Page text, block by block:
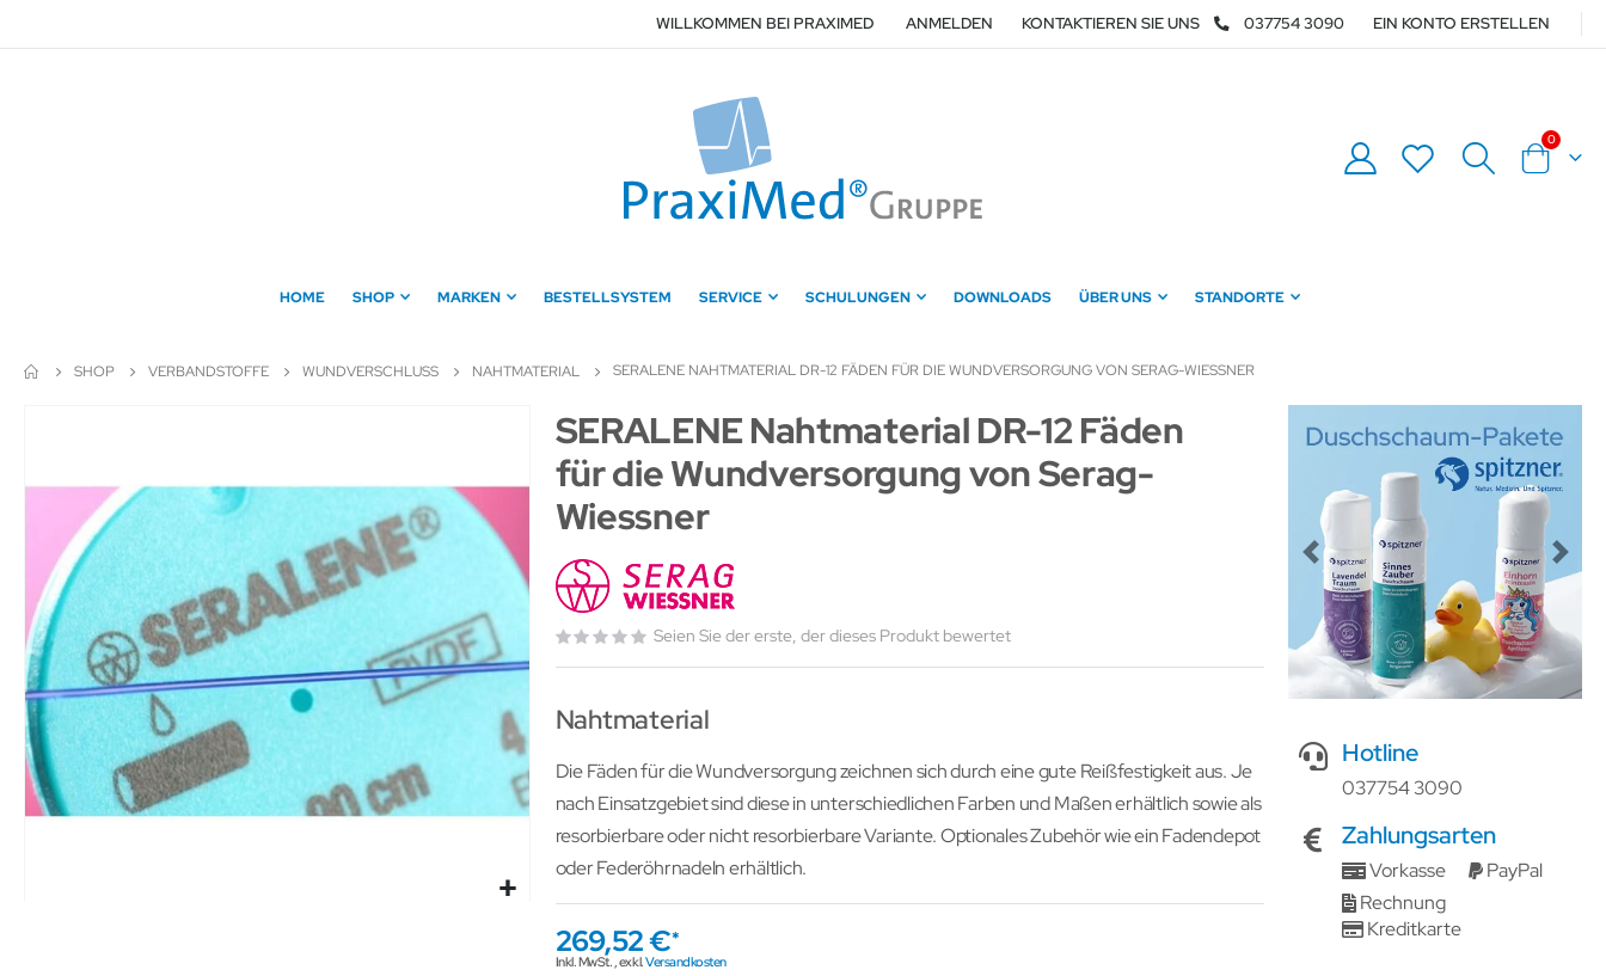
zum
WILLKOMMEN BEI PRAXIMED ANMELDEN KONTAKTIEREN SIE UNS 037754 3090 EIN KONTO ERSTELLEN
Warenkorb
0Artikel
HOME SHOP MARKEN BESTELLSYSTEM SERVICE SCHULUNGEN DOWNLOADS ÜBER UNS STANDORTE
SHOP VERBANDSTOFFE WUNDVERSCHLUSS NAHTMATERIAL SERALENE NAHTMATERIAL DR-12 FÄDEN FÜR DIE WUNDVERSORGUNG VON SERAG-WIESSNER
Bildergalerie
springen
Zum
Anfang
der
Bildergalerie
springen
SERALENE Nahtmaterial DR-12 Fäden
für die Wundversorgung von Serag-
Wiessner
Seien Sie der erste, der dieses Produkt bewertet
Nahtmaterial
Die Fäden für die Wundversorgung zeichnen sich durch eine gute Reißfestigkeit aus. Je
nach Einsatzgebiet sind diese in unterschiedlichen Farben und Maßen erhältlich sowie als
resorbierbare oder nicht resorbierbare Variante. Optionales Zubehör wie ein Fadendepot
oder Federöhrnadeln erhältlich.
269,52 €
Inkl. MwSt.,exkl.Versandkosten
Previous Next
Hotline
037754 3090
Zahlungsarten
Vorkasse
PayPal
Rechnung
Kreditkarte